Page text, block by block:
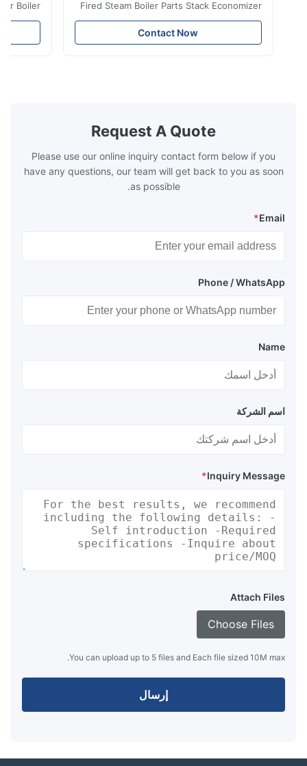
Fired Steam Boiler Parts Stack Economizer
Coil Boiler economizer Boiler Economizer is
the energy improving device that helps to
reduce the cost of operation by saving the
boilers is generally in the temperature
range of 200°C – 250°C, so there
Contact Now
Boiler
is the
saving the
Request A Quote
Please use our online inquiry contact form below if you
have any questions, our team will get back to you as soon
as possible.
Email
*
Phone / WhatsApp
Name
اسم الشركة
Inquiry Message
*
Attach Files
Choose Files
You can upload up to 5 files and Each file sized 10M max.
إرسال